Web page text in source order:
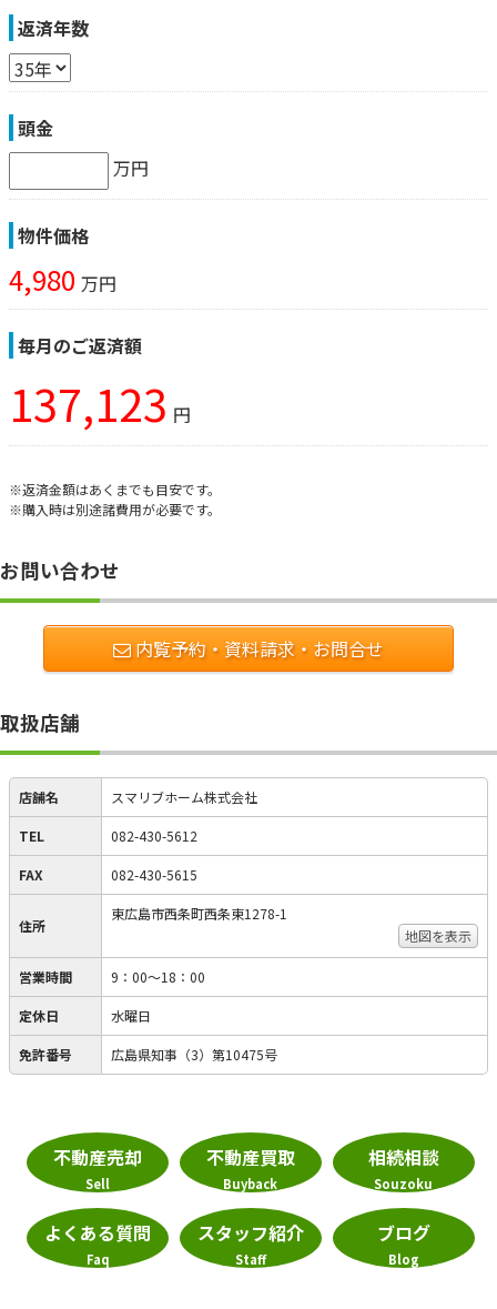
返済年数
頭金
万円
物件価格
4,980 万円
毎月のご返済額
137,123 円
※返済金額はあくまでも目安です。
※購入時は別途諸費用が必要です。
お問い合わせ
内覧予約・資料請求・お問合せ
取扱店舗
店舗名 スマリブホーム株式会社
TEL 082-430-5612
FAX 082-430-5615
住所
東広島市西条町西条東1278-1
地図を表示
営業時間 9：00～18：00
定休日 水曜日
免許番号 広島県知事（3）第10475号
不動産売却
Sell
不動産買取
Buyback
相続相談
Souzoku
よくある質問
Faq
スタッフ紹介
Staff
ブログ
Blog